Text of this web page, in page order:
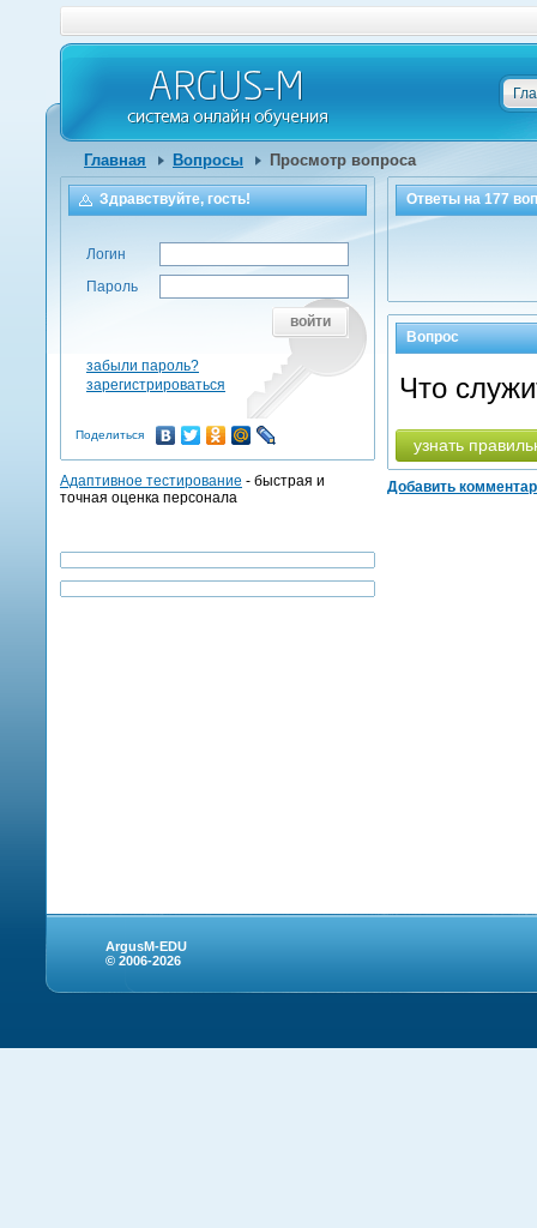
Главная Вопросы Просмотр вопроса
Ответы на177
Вопрос
Что
узнать
Добавить
Здравствуйте, гость!
Логин
Пароль
войти
забыли пароль?
зарегистрироваться
Поделиться
Адаптивное тестирование - быстрая и
точная оценка персонала
ArgusM-EDU
© 2006-2026